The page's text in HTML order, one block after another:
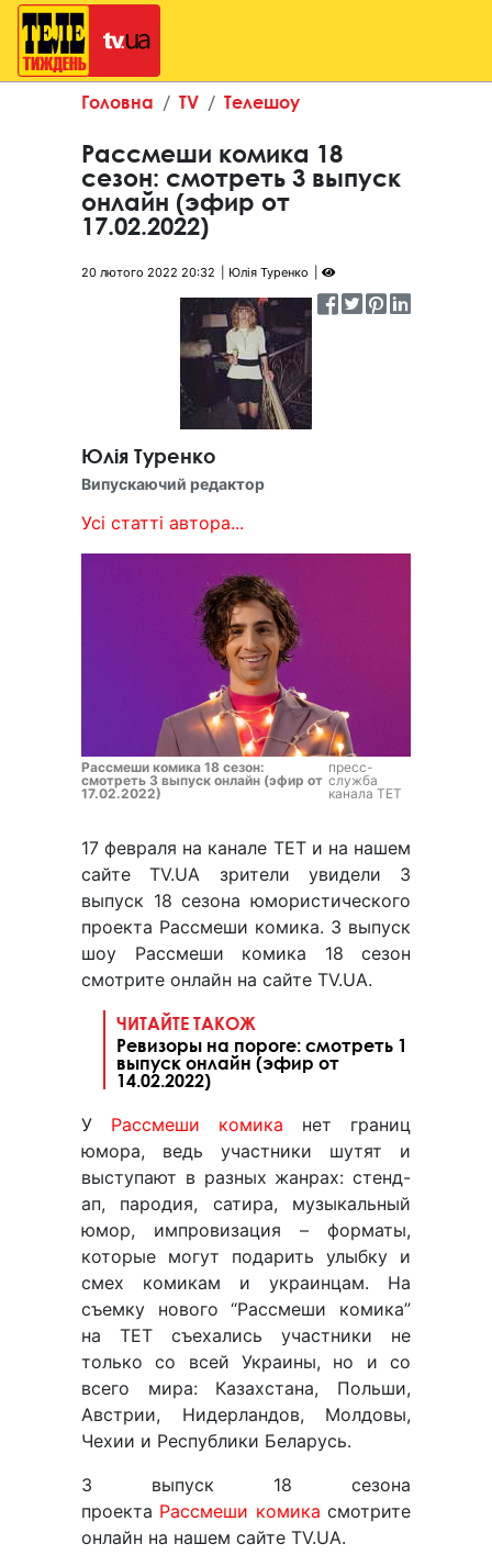
Головна TV Телешоу
Рассмеши комика 18
сезон: смотреть 3 выпуск
онлайн (эфир от
17.02.2022)
20 лютого 2022 20:32 Юлія Туренко
Юлія Туренко
Випускаючий редактор
Усі статті автора...
Рассмеши комика 18 сезон:
смотреть 3 выпуск онлайн (эфир от
17.02.2022)
пресс-
служба
канала ТЕТ
17 февраля на канале ТЕТ и на нашем
сайте TV.UA зрители увидели 3
выпуск 18 сезона юмористического
проекта Рассмеши комика. 3 выпуск
шоу Рассмеши комика 18 сезон
смотрите онлайн на сайте TV.UA.
ЧИТАЙТЕ ТАКОЖ
Ревизоры на пороге: смотреть 1
выпуск онлайн (эфир от
14.02.2022)
У Рассмеши комика нет границ
юмора, ведь участники шутят и
выступают в разных жанрах: стенд-
ап, пародия, сатира, музыкальный
юмор, импровизация – форматы,
которые могут подарить улыбку и
смех комикам и украинцам. На
съемку нового “Рассмеши комика”
на ТЕТ съехались участники не
только со всей Украины, но и со
всего мира: Казахстана, Польши,
Австрии, Нидерландов, Молдовы,
Чехии и Республики Беларусь.
3 выпуск 18 сезона
проекта Рассмеши комика смотрите
онлайн на нашем сайте TV.UA.